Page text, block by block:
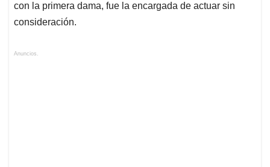
con la primera dama, fue la encargada de actuar sin
consideración.
Anuncios.